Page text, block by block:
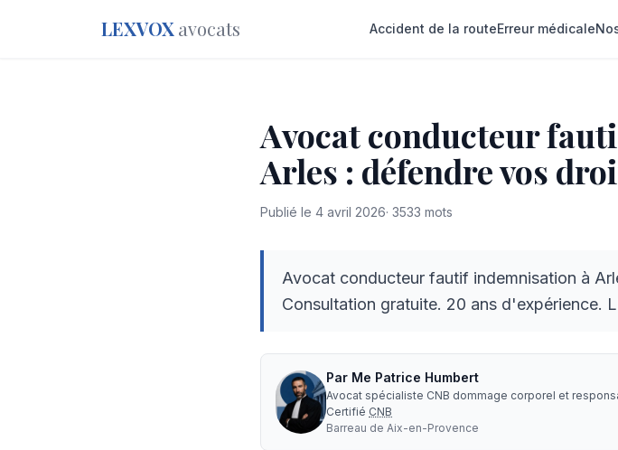
LEXVOX avocats Accident de la routeErreur médicale
Avocat conducteur
Arles : défendre vos
Publié le 4 avril 2026· 3533 mots
Avocat conducteur fautif indemnisation à
Consultation gratuite. 20 ans d'expérience.
Par Me Patrice Humbert
Avocat spécialiste CNB dommage corporel et
Certifié CNB
Barreau de Aix-en-Provence